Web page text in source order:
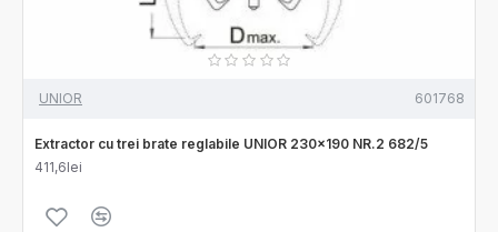
UNIOR 601768
Extractor cu trei brate reglabile UNIOR 230x190 NR.2 682/5
411,6lei